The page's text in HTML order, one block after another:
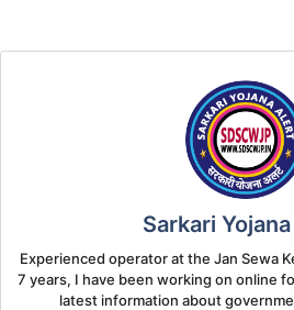
Sarkari
Experienced operator at the Jan Sewa
7 years, I have been working on online
latest information about